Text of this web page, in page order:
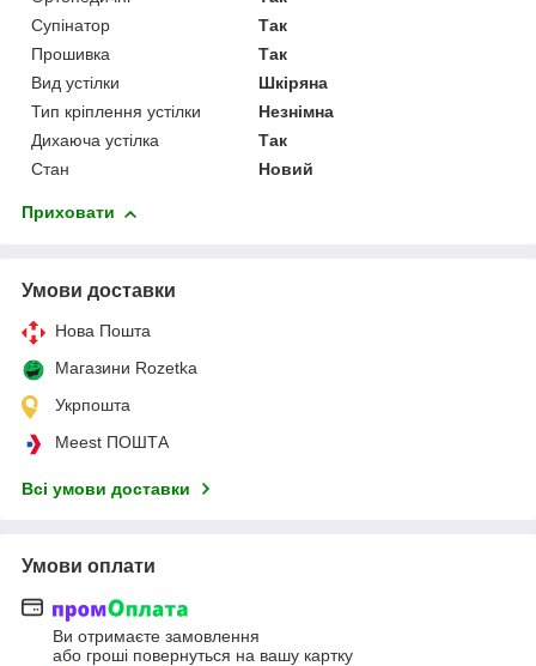
Супінатор
Так
Прошивка
Так
Вид устілки
Шкіряна
Тип кріплення устілки
Незнімна
Дихаюча устілка
Так
Стан
Новий
Приховати
Умови доставки
Нова Пошта
Магазини Rozetka
Укрпошта
Meest ПОШТА
Всі умови доставки
Умови оплати
Ви отримаєте замовлення
або гроші повернуться на вашу картку